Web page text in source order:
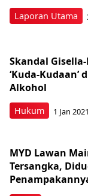
Laporan Utama
Hukum
Skandal
‘Kuda-Kudaan’
Alkohol
1 Jan
MYD Lawan
Tersangka,